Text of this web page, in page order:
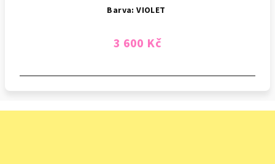
Barva: VIOLET
3 600 Kč